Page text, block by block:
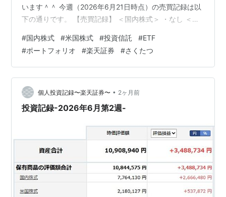
います＾＾ 今週（2026年6月21日時点）の売買記録は以
下の通りです。 【売買記録】 ＜国内株式＞ ・なし ＜米
株式ETF 1株（単価$48.980/為替レート¥160.450）約定
日：2026年6月16日 ＜投資信託＞ ・買付：ニッセイグロ
ーバル好配当株式プラス（毎月決算型）29円 約定日：
2026年6月15日 ・買付：ダイワJ-REITオープン（毎月分
配型）4円 約定日：…
#国内株式 #米国株式 #投資信託 #ETF
#ポートフォリオ #楽天証券 #さくたつ
個人投資記録〜楽天証券〜 • 2ヶ月前
投資記録-2026年6月第2週-